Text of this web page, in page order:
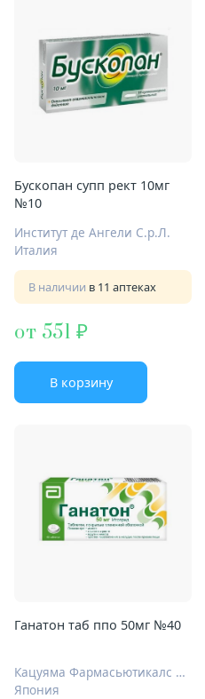
Бускопан супп рект 10мг
№10
Институт де Ангели С.р.Л.
Италия
В наличии в 11 аптеках
от 551
В корзину
Ганатон таб ппо 50мг №40
Кацуяма Фармасьютикалс К.К., Кацуяма Плант
Япония